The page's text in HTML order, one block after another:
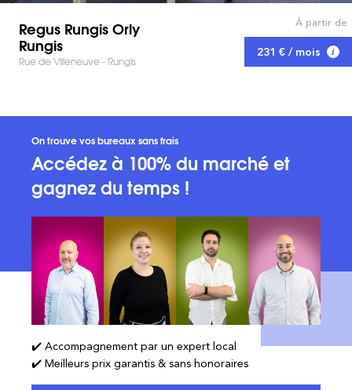
Regus Rungis Orly
Rungis
Rue de Villeneuve - Rungis
À partir de
231 € / mois
On trouve vos bureaux sans frais
Accédez à 100% du marché et
gagnez du temps !
✔️ Accompagnement par un expert local
✔️ Meilleurs prix garantis & sans honoraires